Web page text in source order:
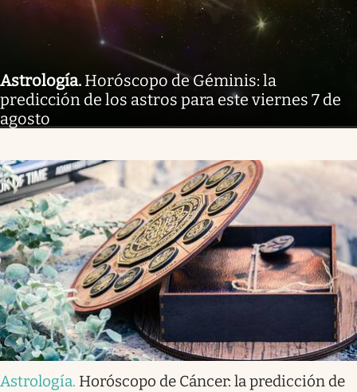
Astrología. Horóscopo de Géminis: la
predicción de los astros para este viernes 7 de
agosto
Astrología. Horóscopo de Cáncer: la predicción de